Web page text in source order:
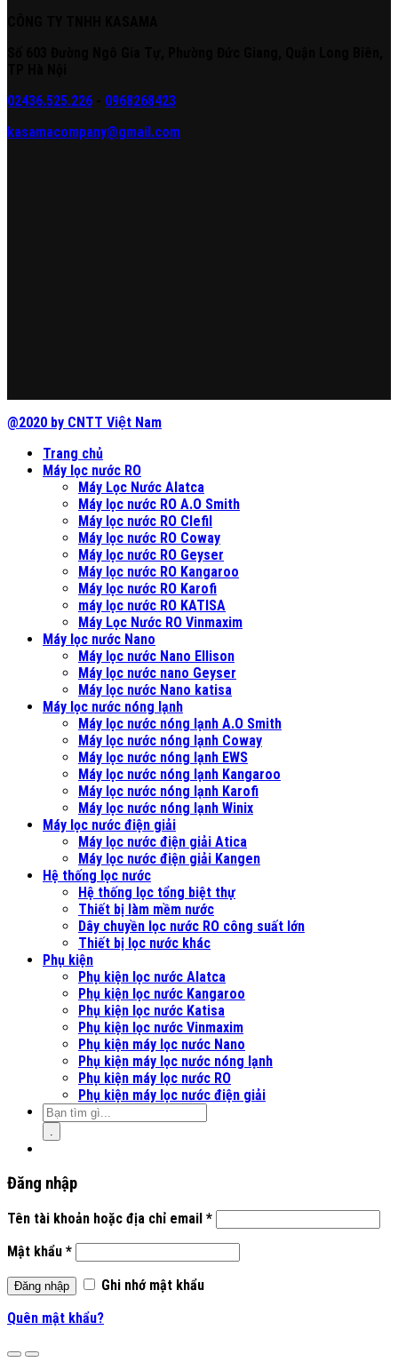
02436.525.226
0968268423
kasamacompany@gmail.com
@2020 by CNTT Việt Nam
Trang chủ
Máy lọc nước RO
Máy Lọc Nước Alatca
Máy lọc nước RO A.O Smith
Máy lọc nước RO Clefil
Máy lọc nước RO Coway
Máy lọc nước RO Geyser
Máy lọc nước RO Kangaroo
Máy lọc nước RO Karofi
máy lọc nước RO KATISA
Máy Lọc Nước RO Vinmaxim
Máy lọc nước Nano
Máy lọc nước Nano Ellison
Máy lọc nước nano Geyser
Máy lọc nước Nano katisa
Máy lọc nước nóng lạnh
Máy lọc nước nóng lạnh A.O Smith
Máy lọc nước nóng lạnh Coway
Máy lọc nước nóng lạnh EWS
Máy lọc nước nóng lạnh Kangaroo
Máy lọc nước nóng lạnh Karofi
Máy lọc nước nóng lạnh Winix
Máy lọc nước điện giải
Máy lọc nước điện giải Atica
Máy lọc nước điện giải Kangen
Hệ thống lọc nước
Hệ thống lọc tổng biệt thự
Thiết bị làm mềm nước
Dây chuyền lọc nước RO công suất lớn
Thiết bị lọc nước khác
Phụ kiện
Phụ kiện lọc nước Alatca
Phụ kiện lọc nước Kangaroo
Phụ kiện lọc nước Katisa
Phụ kiện lọc nước Vinmaxim
Phụ kiện máy lọc nước Nano
Phụ kiện máy lọc nước nóng lạnh
Phụ kiện máy lọc nước RO
Phụ kiện máy lọc nước điện giải
Đăng nhập
Tên tài khoản hoặc địa chỉ email *
Mật khẩu *
Đăng nhập
Ghi nhớ mật khẩu
Quên mật khẩu?